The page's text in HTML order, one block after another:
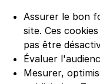
🌍 Passer de 130
© Zenpark 2012 - 2026
Assurer le bon
site. Ces
pas être
Évaluer
Mesurer,